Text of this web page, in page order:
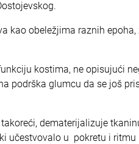
kao obeležjima raznih epoha,
kostima, ne opisujući
podrška glumcu da se još
dematerijalizuje
učestvovalo u pokretu i ritmu